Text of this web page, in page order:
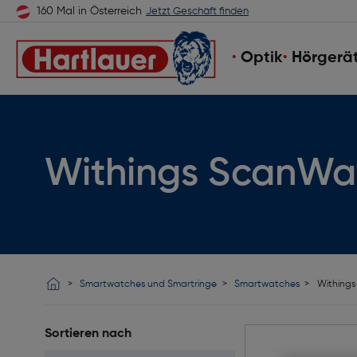
160 Mal in Österreich Jetzt Geschäft finden
Optik
Withings
Smartwatches und Smartringe Smartwatches Withings
Sortieren nach